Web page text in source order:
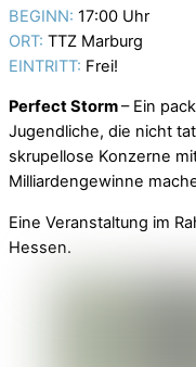
BEGINN: 17:00 Uhr
ORT: TTZ Marburg
EINTRITT: Frei!
Perfect Storm– Ein
Jugendliche, die nicht
skrupellose Konzerne
Milliardengewinne
Eine Veranstaltung im
Hessen.